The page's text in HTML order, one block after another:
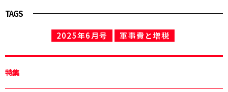
TAGS
2025年6月号 軍事費と増税
特集